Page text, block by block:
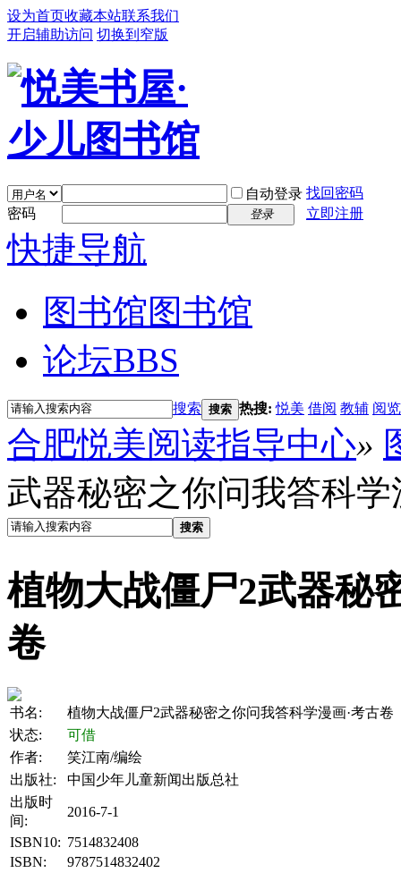
设为首页收藏本站联系我们
开启辅助访问 切换到窄版
自动登录 找回密码
密码
登录 立即注册
快捷导航
图书馆图书馆
论坛BBS
搜索 搜索 热搜:悦美 借阅 教辅 阅览
合肥悦美阅读指导中心»
武器秘密之你问我答科学
搜索
植物大战僵尸2武器秘
卷
书名:
植物大战僵尸2武器秘密之你问我答科学漫画·考古卷
状态:
可借
作者:
笑江南/编绘
出版社:
中国少年儿童新闻出版总社
出版时
间:
2016-7-1
ISBN10: 7514832408
ISBN:
9787514832402